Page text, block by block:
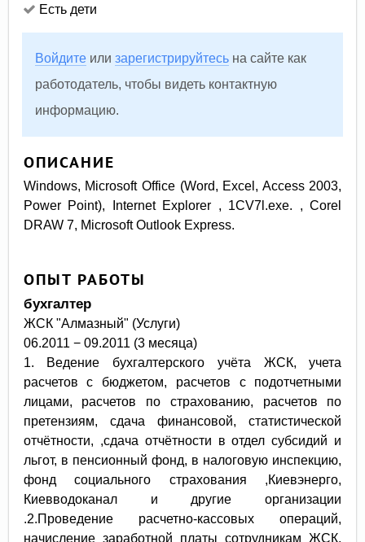
Есть дети
Войдите илизарегистрируйтесь на сайте как
работодатель, чтобы видеть контактную
информацию.
ОПИСАНИЕ
Windows, Microsoft Office (Word, Excel, Access 2003,
Power Point), Internet Explorer , 1CV7l.exe. , Corel
DRAW 7, Microsoft Outlook Express.
ОПЫТ РАБОТЫ
бухгалтер
ЖСК "Алмазный" (Услуги)
06.2011 − 09.2011 (3 месяца)
1. Ведение бухгалтерского учёта ЖСК, учета
расчетов с бюджетом, расчетов с подотчетными
лицами, расчетов по страхованию, расчетов по
претензиям, сдача финансовой, статистической
отчётности, ,сдача отчётности в отдел субсидий и
льгот, в пенсионный фонд, в налоговую инспекцию,
фонд социального страхования ,Киевэнерго,
Киевводоканал и другие организации
.2.Проведение расчетно-кассовых операций,
начисление заработной платы сотрудникам ЖСК,